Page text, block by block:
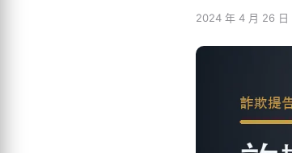
2024 年 4 月 26 日